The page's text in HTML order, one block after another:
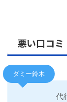
悪い口コミ
ダミー鈴木
代